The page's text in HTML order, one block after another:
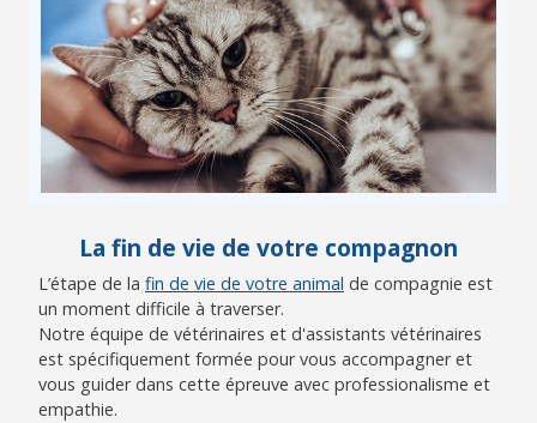
La fin de vie de votre compagnon
L’étape de la fin de vie de votre animal de compagnie est
un moment difficile à traverser.
Notre équipe de vétérinaires et d'assistants vétérinaires
est spécifiquement formée pour vous accompagner et
vous guider dans cette épreuve avec professionalisme et
empathie.